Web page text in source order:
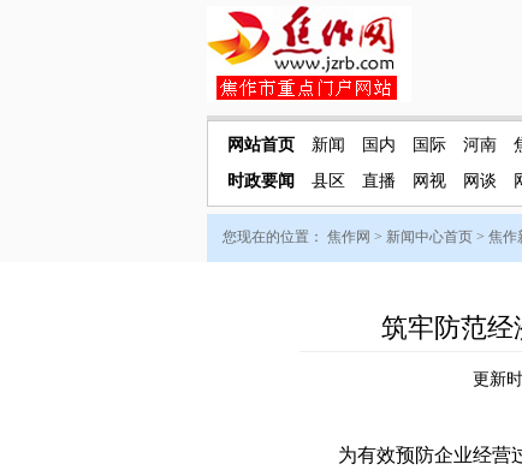
网站首页 新闻 国内 国际 河南
时政要闻
县区 直播 网视 网谈
您现在的位置： 焦作网 > 新闻中心首页 > 焦作
筑牢防范经
更新
为有效预防企业经营过